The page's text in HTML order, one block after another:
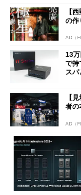
【
の作
AD（
13
で持
スパ
【
者の
AD（